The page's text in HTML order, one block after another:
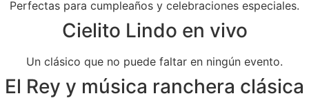
Perfectas para cumpleaños y celebraciones especiales.
Cielito Lindo en vivo
Un clásico que no puede faltar en ningún evento.
El Rey y música ranchera clásica